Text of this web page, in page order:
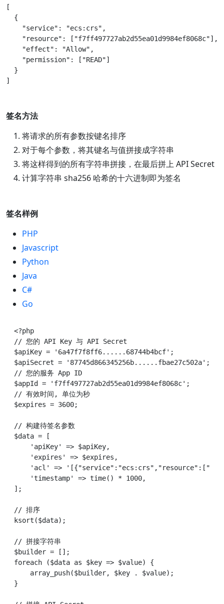
[
  {
    "service": "ecs:crs",
    "resource": ["f7ff497727ab2d55ea01d9984ef8068c"],
    "effect": "Allow",
    "permission": ["READ"]
  }
签名方法
将请求的所有参数按键名排序
对于每个参数，将其键名与值拼接成字符串
将这样得到的所有字符串拼接，在最后拼上 API Secret
计算字符串 sha256 哈希的十六进制即为签名
签名样例
PHP
Javascript
Python
Java
C#
Go
<?php
// 您的 API Key 与 API Secret
$apiKey = '6a47f7f8ff6......68744b4bcf';
$apiSecret = '87745d866345256b......fbae27c502a';
// 您的服务 App ID
$appId = 'f7ff497727ab2d55ea01d9984ef8068c';
// 有效时间, 单位为秒
$expires = 3600;
// 构建待签名参数
$data = [
    'apiKey' => $apiKey,
    'expires' => $expires,
'acl' =>
    'timestamp' => time() * 1000,
];
// 排序
ksort($data);
// 拼接字符串
$builder = [];
foreach ($data as $key => $value) {
    array_push($builder, $key . $value);
}